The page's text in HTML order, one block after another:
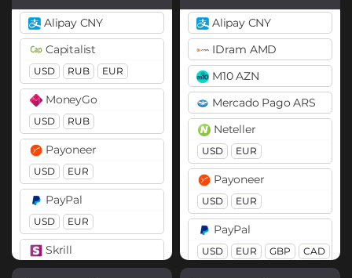
Binance Coin (BNB)
BEP20
Bitcoin (BTC)
BTC BEP20
OP
ARB
AVAXC
Bitcoin Cash (BCH)
Bitcoin SV (BSV)
BitTorrent (BTT)
Cardano (ADA)
Chainlink (LINK)
BEP20 ERC20
Alipay CNY
Capitalist
USD RUB EUR
MoneyGo
USD RUB
Payoneer
USD EUR
PayPal
USD EUR
Skrill
USD EUR
BEP20 BEP2
Bitcoin (BTC)
BTC BEP20
Bitcoin Cash (BCH)
Bitcoin SV (BSV)
BitTorrent (BTT)
Cardano (ADA)
Chainlink (LINK)
BEP20 ERC20
Compound (COMP)
Alipay CNY
IDram AMD
M10 AZN
Mercado Pago ARS
Neteller
USD EUR
Payoneer
USD EUR
PayPal
USD EUR GBP
CAD
AUD